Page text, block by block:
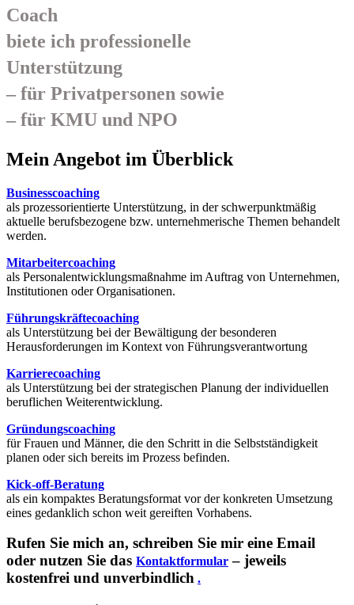
Coach
biete ich professionelle
Unterstützung
– für Privatpersonen sowie
– für KMU und NPO
Mein Angebot im Überblick
Businesscoaching
als prozessorientierte Unterstützung, in der schwerpunktmäßig
aktuelle berufsbezogene bzw. unternehmerische Themen behandelt
werden.
Mitarbeitercoaching
als Personalentwicklungsmaßnahme im Auftrag von Unternehmen,
Institutionen oder Organisationen.
Führungskräftecoaching
als Unterstützung bei der Bewältigung der besonderen
Herausforderungen im Kontext von Führungsverantwortung
Karrierecoaching
als Unterstützung bei der strategischen Planung der individuellen
beruflichen Weiterentwicklung.
Gründungscoaching
für Frauen und Männer, die den Schritt in die Selbstständigkeit
planen oder sich bereits im Prozess befinden.
Kick-off-Beratung
als ein kompaktes Beratungsformat vor der konkreten Umsetzung
eines gedanklich schon weit gereiften Vorhabens.
Rufen Sie mich an, schreiben Sie mir eine Email
oder nutzen Sie das Kontaktformular – jeweils
kostenfrei und unverbindlich .